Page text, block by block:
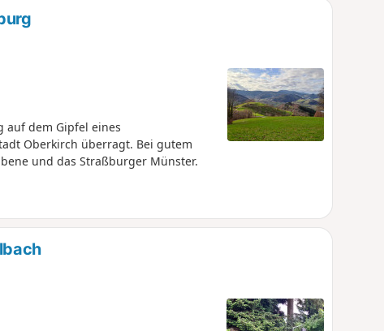
auf dem Gipfel eines
Oberkirch überragt. Bei gutem
und das Straßburger Münster.